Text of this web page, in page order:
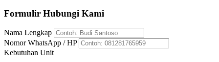
Formulir Hubungi Kami
Nama Lengkap
Nomor WhatsApp / HP
Kebutuhan Unit